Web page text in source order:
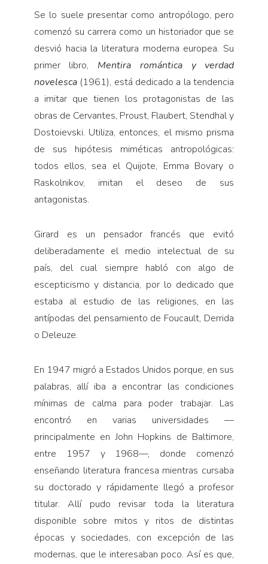
Se lo suele presentar como antropólogo, pero
comenzó su carrera como un historiador que se
desvió hacia la literatura moderna europea. Su
primer libro, Mentira romántica y verdad
novelesca (1961), está dedicado a la tendencia
a imitar que tienen los protagonistas de las
obras de Cervantes, Proust, Flaubert, Stendhal y
Dostoievski. Utiliza, entonces, el mismo prisma
de sus hipótesis miméticas antropológicas:
todos ellos, sea el Quijote, Emma Bovary o
Raskolnikov, imitan el deseo de sus
antagonistas.
Girard es un pensador francés que evitó
deliberadamente el medio intelectual de su
país, del cual siempre habló con algo de
escepticismo y distancia, por lo dedicado que
estaba al estudio de las religiones, en las
antípodas del pensamiento de Foucault, Derrida
o Deleuze.
En 1947 migró a Estados Unidos porque, en sus
palabras, allí iba a encontrar las condiciones
mínimas de calma para poder trabajar. Las
encontró en varias universidades —
principalmente en John Hopkins de Baltimore,
entre 1957 y 1968—, donde comenzó
enseñando literatura francesa mientras cursaba
su doctorado y rápidamente llegó a profesor
titular. Allí pudo revisar toda la literatura
disponible sobre mitos y ritos de distintas
épocas y sociedades, con excepción de las
modernas, que le interesaban poco. Así es que,